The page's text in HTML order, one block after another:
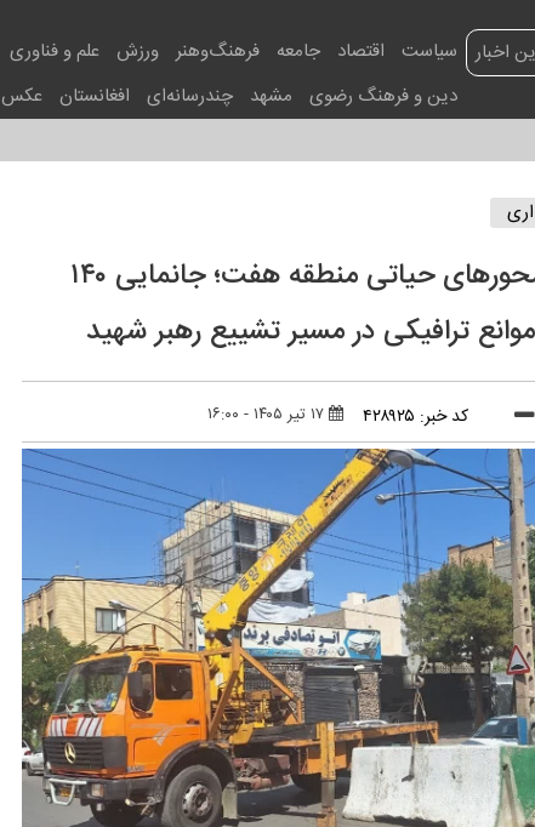
اخبار سیاست اقتصاد جامعه فرهنگ‌وهنر ورزش علم و فناوری
دین و فرهنگ رضوی مشهد چندرسانه‌ای افغانستان عکس
تجهیز عملیاتی محورهای حیاتی منطقه هفت؛ جانمایی ۱۴۰
ترافیکی در مسیر تشییع رهبر شهید
کد خبر: ۴۲۸۹۲۵ ۱۷ تير ۱۴۰۵ - ۱۶:۰۰